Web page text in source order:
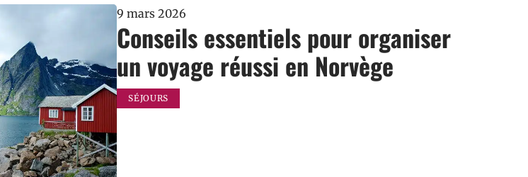
9 mars 2026
Conseils essentiels pour organiser
un voyage réussi en Norvège
SÉJOURS